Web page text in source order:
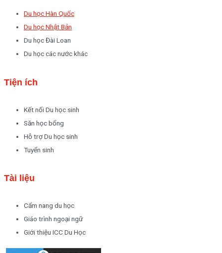
Du học Hàn Quốc
Du học Nhật Bản
Du học Đài Loan
Du học các nước khác
Tiện ích
Kết nối Du học sinh
Săn học bổng
Hỗ trợ Du học sinh
Tuyển sinh
Tài liệu
Cẩm nang du học
Giáo trình ngoại ngữ
Giới thiệu ICC Du Học